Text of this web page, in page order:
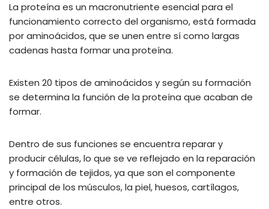
La proteína es un macronutriente esencial para el
funcionamiento correcto del organismo, está formada
por aminoácidos, que se unen entre sí como largas
cadenas hasta formar una proteína.
Existen 20 tipos de aminoácidos y según su formación
se determina la función de la proteína que acaban de
formar.
Dentro de sus funciones se encuentra reparar y
producir células, lo que se ve reflejado en la reparación
y formación de tejidos, ya que son el componente
principal de los músculos, la piel, huesos, cartílagos,
entre otros.